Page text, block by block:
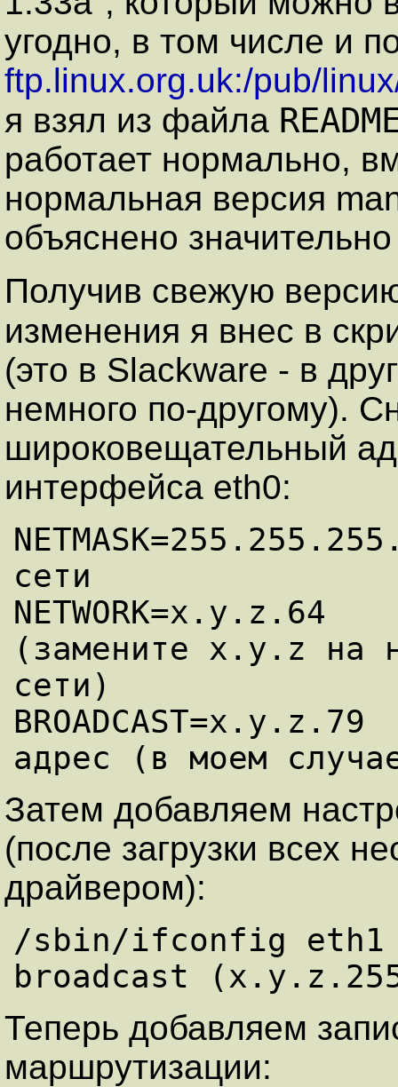
угодно, в том числе и
ftp.linux.org.uk:/pub/
я взял из файла
работает нормально,
нормальная версия
объяснено
Получив свежую
изменения я внес в
(это в Slackware - в
немного по-другому).
широковещательный
интерфейса eth0:
сети
NETWORK=x.y.z.64
(замените x.y.z на
сети)
адрес (в моем
Затем добавляем
(после загрузки всех
драйвером):
/sbin/ifconfig eth1
broadcast
Теперь добавляем
маршрутизации: